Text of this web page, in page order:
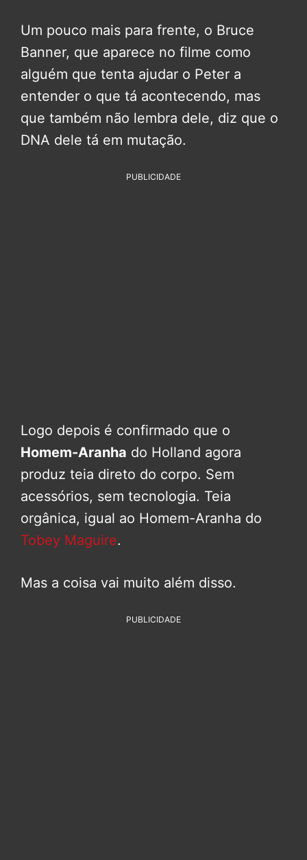
Um pouco mais para frente, o Bruce
Banner, que aparece no filme como
alguém que tenta ajudar o Peter a
entender o que tá acontecendo, mas
que também não lembra dele, diz que o
DNA dele tá em mutação.
PUBLICIDADE
Logo depois é confirmado que o
Homem-Aranha do Holland agora
produz teia direto do corpo. Sem
acessórios, sem tecnologia. Teia
orgânica, igual ao Homem-Aranha do
Tobey Maguire.
Mas a coisa vai muito além disso.
PUBLICIDADE